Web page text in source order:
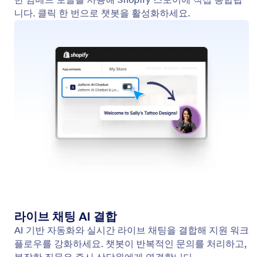
에이전트 학습시키기
웹사이트, 문서, 참고 자료, FAQ 등 다양한 교육 방법
을 사용해 에이전트를 최적화하세요.